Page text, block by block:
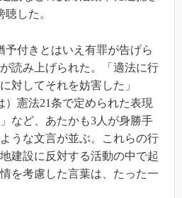
した。
予付きとはいえ有罪が告げら
読み上げられた。「適法に行
対してそれを妨害した」
）憲法21条で定められた表現
など、あたかも3人が身勝手
うな文言が並ぶ。これらの行
建設に反対する活動の中で起
を考慮した言葉は、たった一